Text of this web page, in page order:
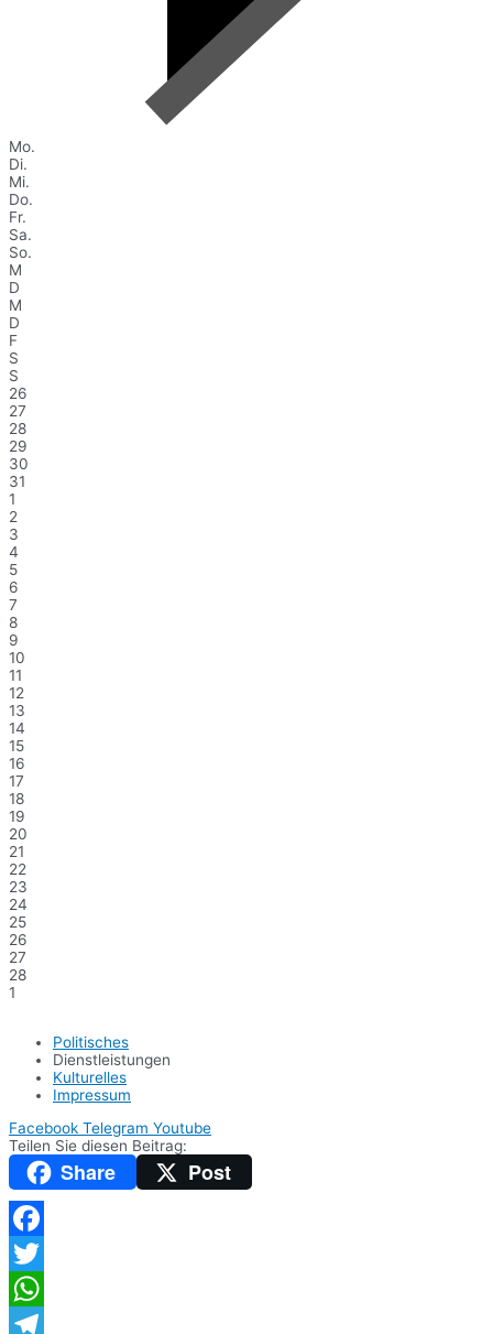
Mo.
Di.
Mi.
Do.
Fr.
Sa.
So.
M
D
M
D
F
S
S
26
27
28
29
30
31
1
2
3
4
5
6
7
8
9
10
11
12
13
14
15
16
17
18
19
20
21
22
23
24
25
26
27
28
1
Politisches
Dienstleistungen
Kulturelles
Impressum
Facebook Telegram Youtube
Teilen Sie diesen Beitrag:
Share Post
Facebook
Twitter
WhatsApp